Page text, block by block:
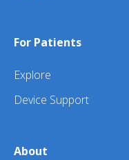
For Patients
Explore
Device Support
About